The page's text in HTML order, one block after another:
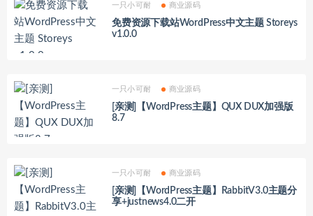
一只小可耐 商业源码
免费资源下载站WordPress中文主题 Storeys
v1.0.0
一只小可耐 商业源码
[亲测]【WordPress主题】QUX DUX加强版
8.7
一只小可耐 商业源码
[亲测]【WordPress主题】RabbitV3.0主题分
享+justnews4.0二开